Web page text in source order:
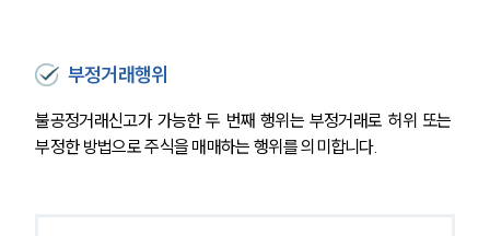
부정거래행위
불공정거래신고가 가능한 두 번째 행위는 부정거래로 허위 또는
부정한 방법으로 주식을 매매하는 행위를 의미합니다.